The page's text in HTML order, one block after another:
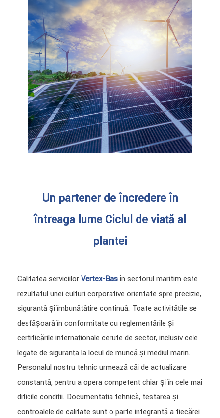
Un partener de încredere în
întreaga lume Ciclul de viață al
plantei
Calitatea serviciilorVertex-Basîn sectorul maritim este
rezultatul unei culturi corporative orientate spre precizie,
siguranță și îmbunătățire continuă. Toate activitățile se
desfășoară în conformitate cu reglementările și
certificările internaționale cerute de sector, inclusiv cele
legate de siguranța la locul de muncă și mediul marin.
Personalul nostru tehnic urmează căi de actualizare
constantă, pentru a opera competent chiar și în cele mai
dificile condiții. Documentația tehnică, testarea și
controalele de calitate sunt o parte integrantă a fiecărei